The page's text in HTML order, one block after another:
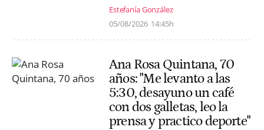
Estefanía González
05/08/2026 14:45h
Ana Rosa Quintana, 70
años: "Me levanto a las
5:30, desayuno un café
con dos galletas, leo la
prensa y practico deporte"